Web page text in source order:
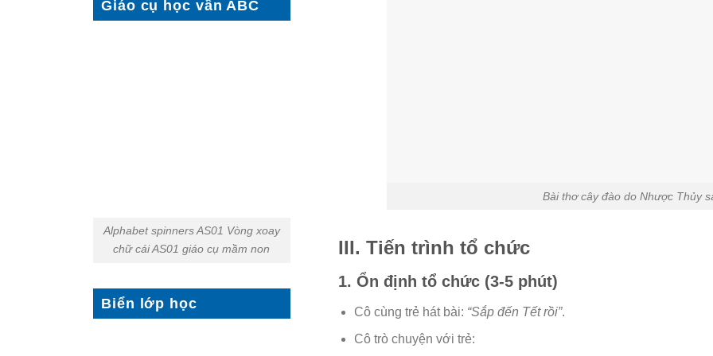
Giáo cụ học vần ABC
Alphabet spinners AS01 Vòng xoay
chữ cái AS01 giáo cụ mầm non
Biển lớp học
Bài thơ cây đào do Nhược Thủy
III. Tiến trình tổ chức
1. Ổn định tổ chức (3-5 phút)
Cô cùng trẻ hát bài: “Sắp đến Tết rồi”.
Cô trò chuyện với trẻ: